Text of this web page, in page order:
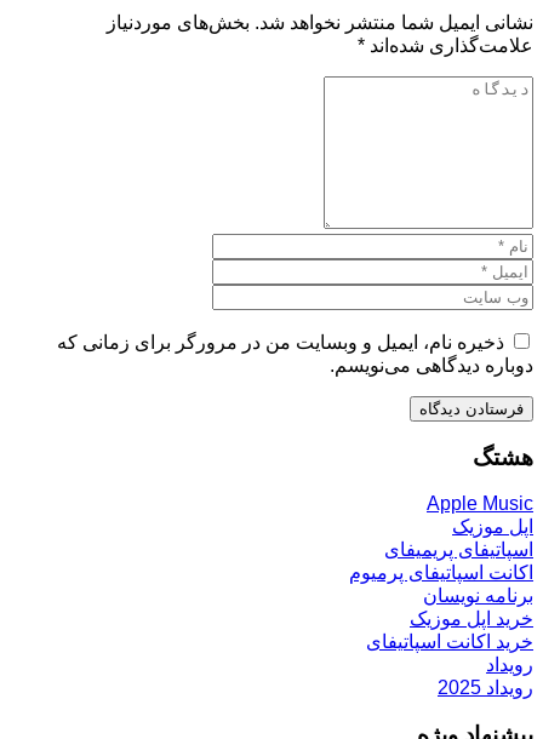
نشانی ایمیل شما منتشر نخواهد شد. بخش‌های موردنیاز
علامت‌گذاری شده‌اند *
ذخیره نام، ایمیل و وبسایت من در مرورگر برای زمانی که
دوباره دیدگاهی می‌نویسم.
هشتگ
Apple Music
اپل موزیک
اسپاتیفای پریمیفای
اکانت اسپاتیفای پرمیوم
برنامه نویسان
خرید اپل موزیک
خرید اکانت اسپاتیفای
رویداد
رویداد 2025